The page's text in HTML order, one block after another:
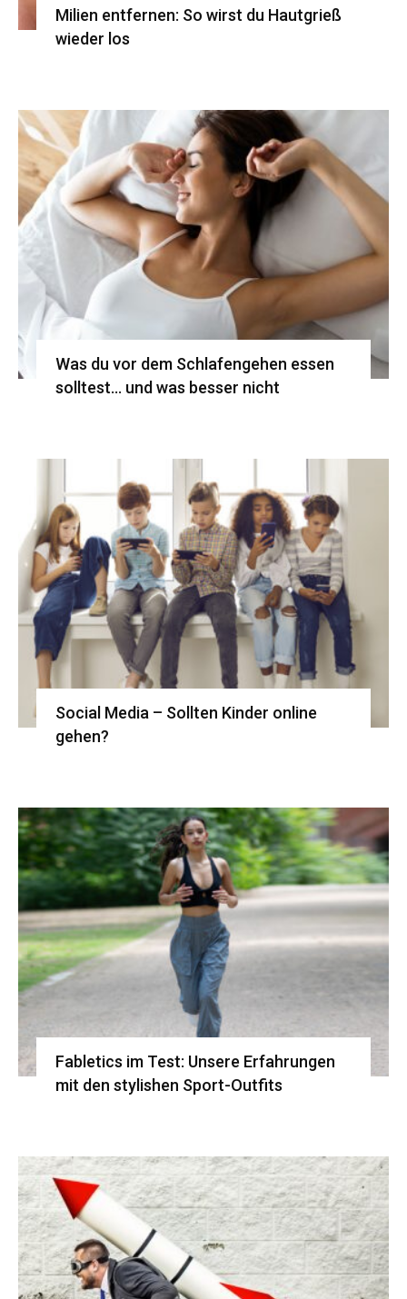
Milien entfernen: So wirst du Hautgrieß
wieder los
Was du vor dem Schlafengehen essen
solltest… und was besser nicht
Social Media – Sollten Kinder online
gehen?
Fabletics im Test: Unsere Erfahrungen
mit den stylishen Sport-Outfits